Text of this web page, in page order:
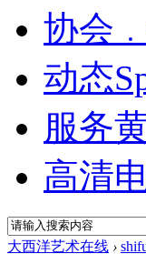
协会
动态
服务
高清
大西洋艺术在线 ›